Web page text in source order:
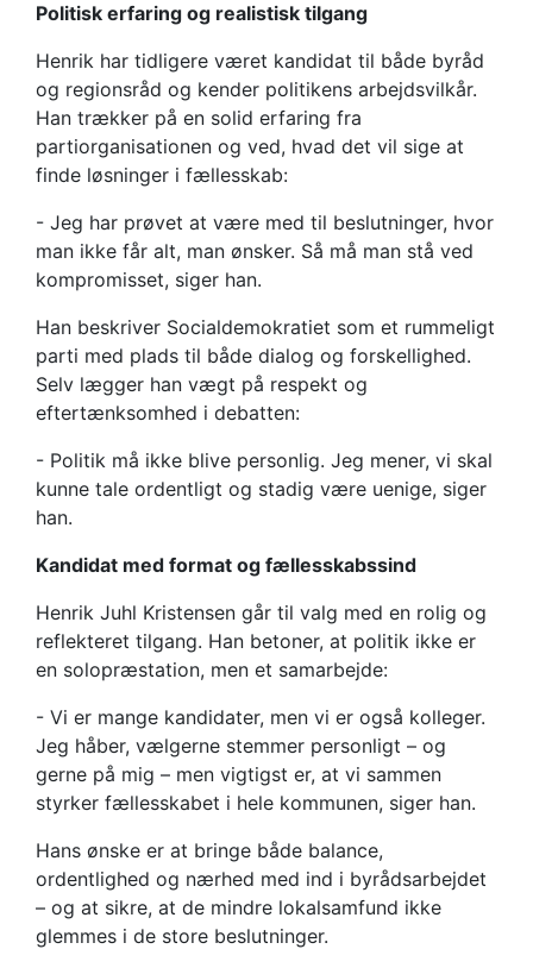
Politisk erfaring og realistisk tilgang
Henrik har tidligere været kandidat til både byråd
og regionsråd og kender politikens arbejdsvilkår.
Han trækker på en solid erfaring fra
partiorganisationen og ved, hvad det vil sige at
finde løsninger i fællesskab:
- Jeg har prøvet at være med til beslutninger, hvor
man ikke får alt, man ønsker. Så må man stå ved
kompromisset, siger han.
Han beskriver Socialdemokratiet som et rummeligt
parti med plads til både dialog og forskellighed.
Selv lægger han vægt på respekt og
eftertænksomhed i debatten:
- Politik må ikke blive personlig. Jeg mener, vi skal
kunne tale ordentligt og stadig være uenige, siger
han.
Kandidat med format og fællesskabssind
Henrik Juhl Kristensen går til valg med en rolig og
reflekteret tilgang. Han betoner, at politik ikke er
en solopræstation, men et samarbejde:
- Vi er mange kandidater, men vi er også kolleger.
Jeg håber, vælgerne stemmer personligt – og
gerne på mig – men vigtigst er, at vi sammen
styrker fællesskabet i hele kommunen, siger han.
Hans ønske er at bringe både balance,
ordentlighed og nærhed med ind i byrådsarbejdet
– og at sikre, at de mindre lokalsamfund ikke
glemmes i de store beslutninger.